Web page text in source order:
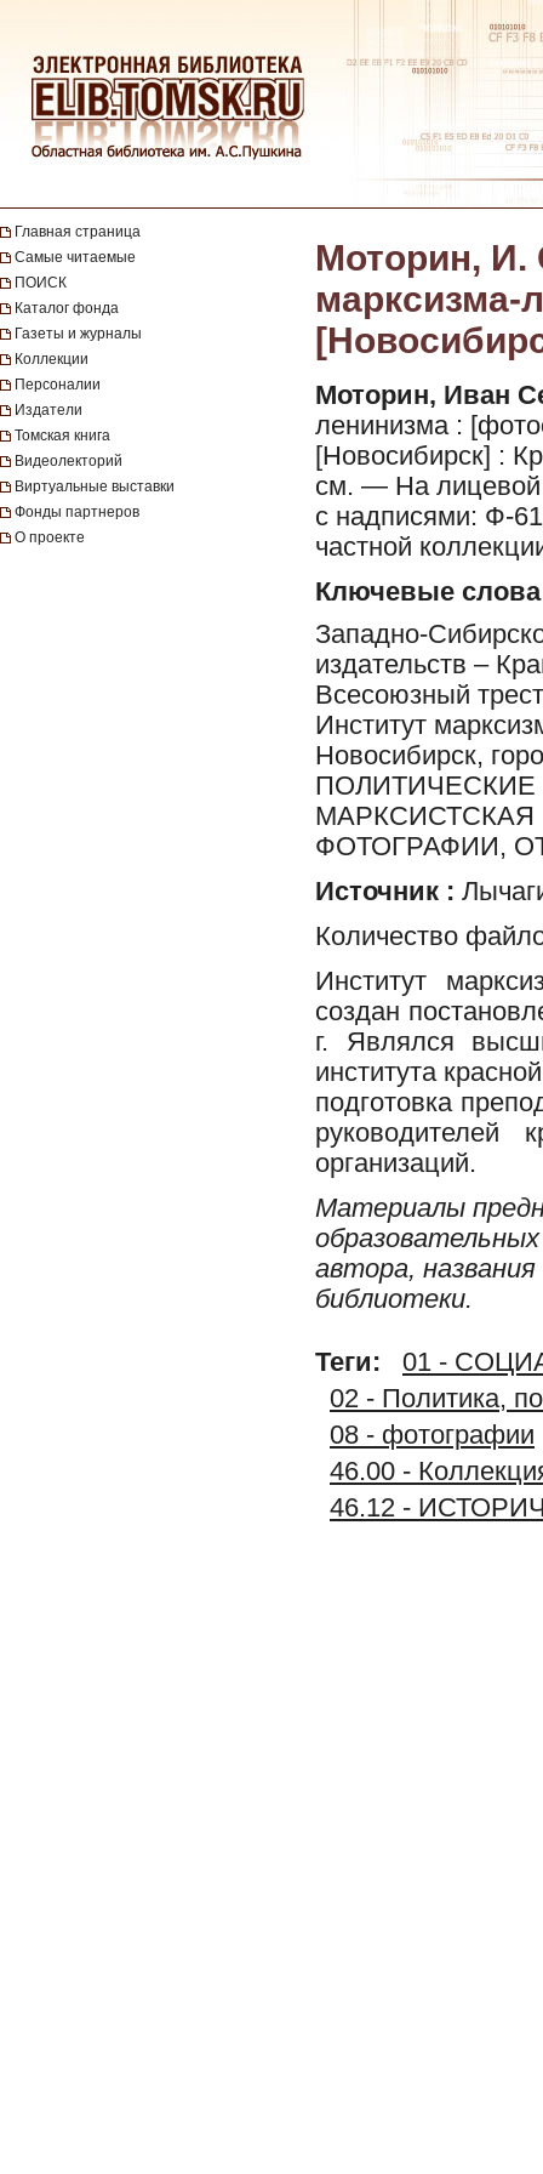
Главная страница
Самые читаемые
ПОИСК
Каталог фонда
Газеты и журналы
Коллекции
Персоналии
Издатели
Томская книга
Видеолекторий
Виртуальные выставки
Фонды партнеров
О проекте
Моторин, И.
марксизма-
Моторин, Иван
ленинизма :
[Новосибирск] :
см. — На лицевой
с надписями: Ф-
частной
Ключевые слова
Западно-
издательств –
Всесоюзный
Институт
Новосибирск,
ФОТОГРАФИИ,
Источник :
Количество
Институт
создан
г. Являлся
института
подготовка
руководителей
организаций.
Материалы
автора,
библиотеки.
Теги:
01 -
02 - Политика,
08 - фотографии
46.00 -
46.12 -